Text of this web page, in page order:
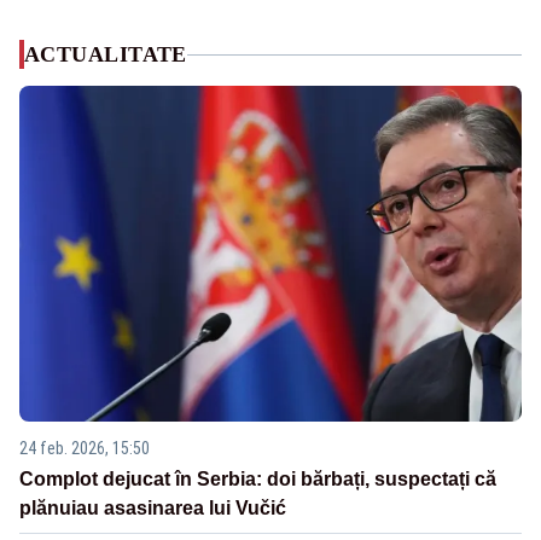
ACTUALITATE
24 feb. 2026, 15:50
Complot dejucat în Serbia: doi bărbați, suspectați că
plănuiau asasinarea lui Vučić